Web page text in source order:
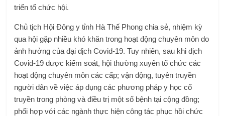
triển tổ chức hội.
Chủ tịch Hội Đông y tỉnh Hà Thế Phong chia sẻ, nhiệm kỳ
qua hội gặp nhiều khó khăn trong hoạt động chuyên môn do
ảnh hưởng của đại dịch Covid-19. Tuy nhiên, sau khi dịch
Covid-19 được kiểm soát, hội thường xuyên tổ chức các
hoạt động chuyên môn các cấp; vận động, tuyên truyền
người dân về việc áp dụng các phương pháp y học cổ
truyền trong phòng và điều trị một số bệnh tại cộng đồng;
phối hợp với các ngành thực hiện công tác phục hồi chức